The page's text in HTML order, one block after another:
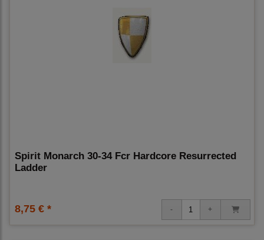
Spirit Monarch 30-34 Fcr Hardcore Resurrected
Ladder
8,75 € *